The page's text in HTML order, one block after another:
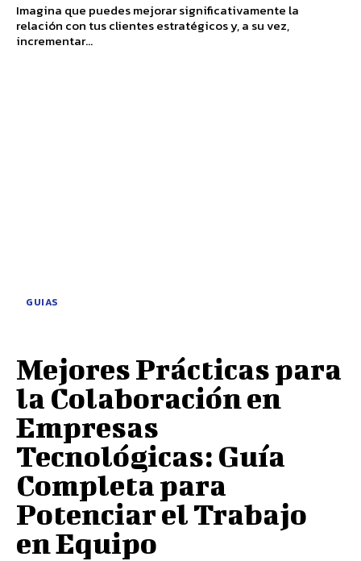
Imagina que puedes mejorar significativamente la
relación con tus clientes estratégicos y, a su vez,
incrementar...
GUIAS
Mejores Prácticas para
la Colaboración en
Empresas
Tecnológicas: Guía
Completa para
Potenciar el Trabajo
en Equipo